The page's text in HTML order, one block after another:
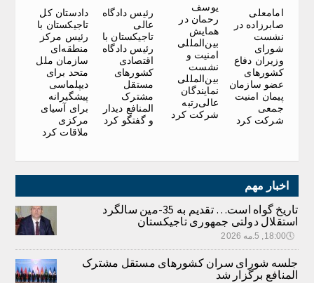
امامعلی
صابرزاده در
نشست
شورای
وزیران دفاع
کشورهای
عضو سازمان
پیمان امنیت
جمعی
شرکت کرد
یوسف
رحمان در
همایش
بین‌المللی
امنیت و
نشست
بین‌المللی
نمایندگان
عالی‌رتبه
شرکت کرد
رئیس دادگاه
عالی
تاجیکستان با
رئیس دادگاه
اقتصادی
کشورهای
مستقل
مشترک
المنافع دیدار
و گفتگو کرد
دادستان کل
تاجیکستان با
رئیس مرکز
منطقه‌ای
سازمان ملل
متحد برای
دیپلماسی
پیشگیرانه
برای آسیای
مرکزی
ملاقات کرد
اخبار مهم
تاریخ گواه است… تقدیم به 35-مین سالگرد
استقلال دولتی جمهوری تاجیکستان
🕔18:00, 5.مه 2026
جلسه شورای سران کشورهای مستقل مشترک
المنافع برگزار شد